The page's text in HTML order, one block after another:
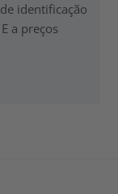
identificação
a preços